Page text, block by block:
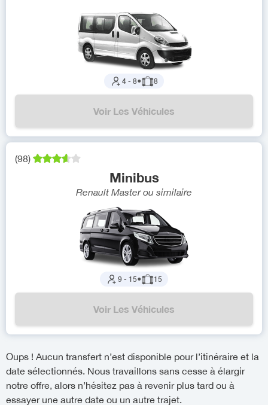
4 - 8● 8
Voir Les Véhicules
(98)
Minibus
Renault Master ou similaire
9 - 15● 15
Voir Les Véhicules
Oups ! Aucun transfert n’est disponible pour l’itinéraire et la
date sélectionnés. Nous travaillons sans cesse à élargir
notre offre, alors n’hésitez pas à revenir plus tard ou à
essayer une autre date ou un autre trajet.